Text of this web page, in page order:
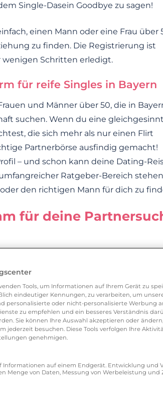
Single-Dasein Goodbye zu sagen!
einen Mann oder eine Frau über
zu finden. Die Registrierung ist
wenigen Schritten erledigt.
für reife Singles in Bayern
und Männer über 50, die in
suchen. Wenn du eine
die sich mehr als nur einen Flirt
Partnerbörse ausfindig gemacht!
– und schon kann deine Dating-
Ratgeber-Bereich
den richtigen Mann für dich zu
für deine
Zweisam.de eine Vielzahl an
dass du es mit echten
Profil
die zu dir passen.
Tools, um Informationen auf Ihrem Gerät zu
eindeutiger Kennungen, zu verarbeiten, um
personalisierte oder nicht-personalisierte Werbung
zu empfehlen und ein besseres Verständnis
Sie können Ihre Auswahl akzeptieren oder
jederzeit besuchen. Diese Tools verfolgen Ihre
genehmigen.
Informationen auf einem Endgerät. Entwicklung und
Menge von Daten, Messung von Werbeleistung